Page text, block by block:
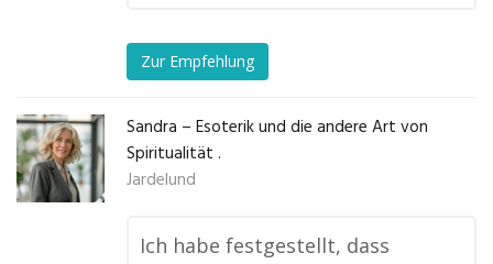
Zur Empfehlung
Sandra – Esoterik und die andere Art von
Spiritualität .
Jardelund
Ich habe festgestellt, dass